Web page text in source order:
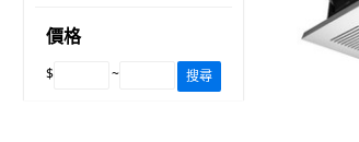
價格
$ ~ 搜尋